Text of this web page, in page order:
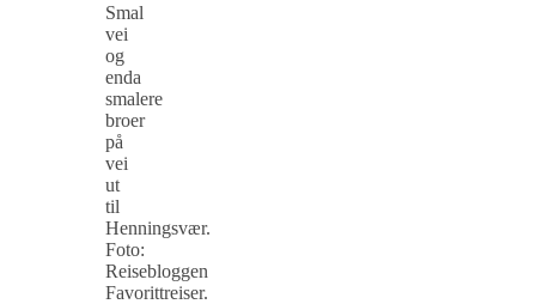
Smal
vei
og
enda
smalere
broer
på
vei
ut
til
Henningsvær.
Foto:
Reisebloggen
Favorittreiser.